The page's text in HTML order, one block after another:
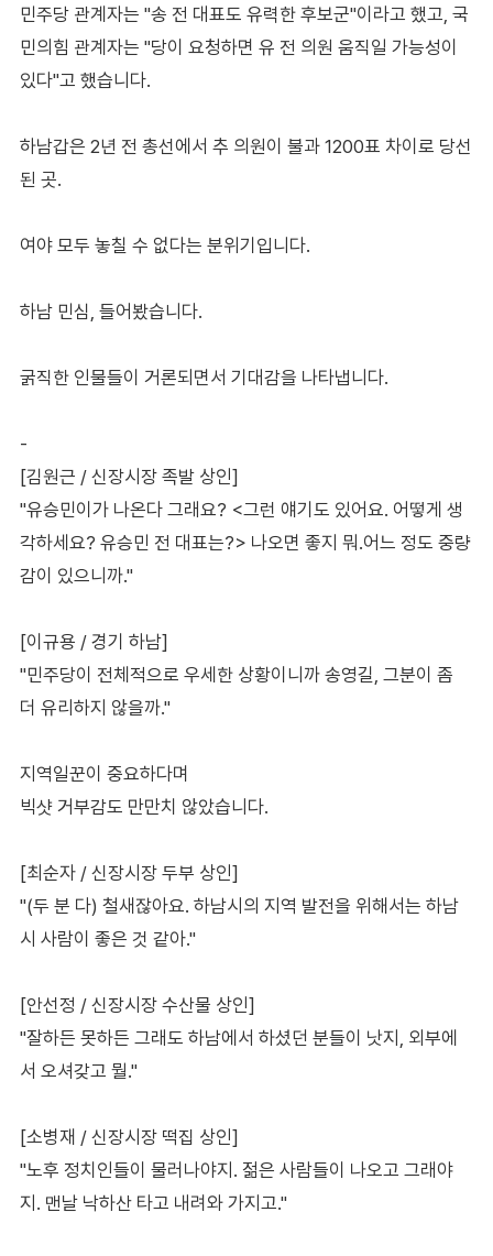
민주당 관계자는 "송 전 대표도 유력한 후보군"이라고 했고, 국
민의힘 관계자는 "당이 요청하면 유 전 의원 움직일 가능성이
있다"고 했습니다.
하남갑은 2년 전 총선에서 추 의원이 불과 1200표 차이로 당선
된 곳.
여야 모두 놓칠 수 없다는 분위기입니다.
하남 민심, 들어봤습니다.
굵직한 인물들이 거론되면서 기대감을 나타냅니다.
-
[김원근 / 신장시장 족발 상인]
"유승민이가 나온다 그래요? <그런 얘기도 있어요. 어떻게 생
각하세요? 유승민 전 대표는?> 나오면 좋지 뭐.어느 정도 중량
감이 있으니까."
[이규용 / 경기 하남]
"민주당이 전체적으로 우세한 상황이니까 송영길, 그분이 좀
더 유리하지 않을까."
지역일꾼이 중요하다며
빅샷 거부감도 만만치 않았습니다.
[최순자 / 신장시장 두부 상인]
"(두 분 다) 철새잖아요. 하남시의 지역 발전을 위해서는 하남
시 사람이 좋은 것 같아."
[안선정 / 신장시장 수산물 상인]
"잘하든 못하든 그래도 하남에서 하셨던 분들이 낫지, 외부에
서 오셔갖고 뭘."
[소병재 / 신장시장 떡집 상인]
"노후 정치인들이 물러나야지. 젊은 사람들이 나오고 그래야
지. 맨날 낙하산 타고 내려와 가지고."